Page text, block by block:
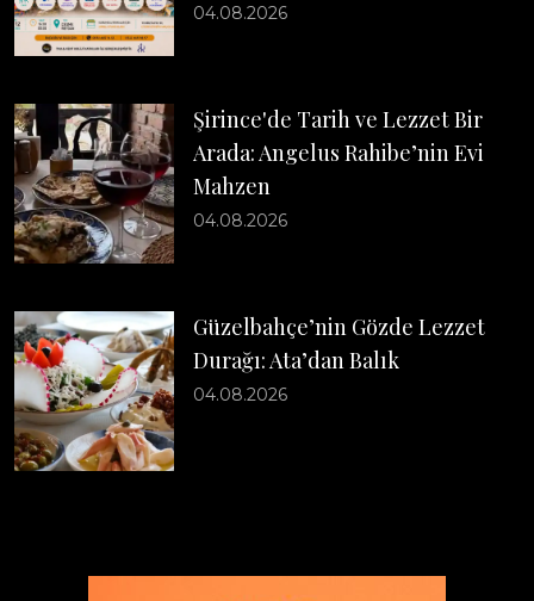
04.08.2026
Şirince'de Tarih ve Lezzet Bir
Arada: Angelus Rahibe’nin Evi
Mahzen
04.08.2026
Güzelbahçe’nin Gözde Lezzet
Durağı: Ata’dan Balık
04.08.2026